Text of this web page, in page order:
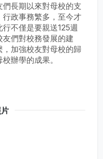
長期以來對母校的支
政事務繁多，至今才
不僅是要親送125週
們對校務發展的建
加強校友對母校的歸
辦學的成果。